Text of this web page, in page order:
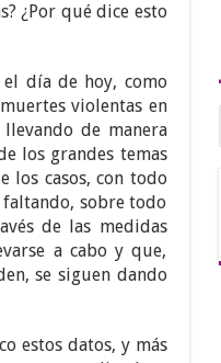
¿Por qué dice esto
día de hoy, como
violentas en
de manera
los grandes temas
los casos, con todo
sobre todo
de las medidas
a cabo y que,
se siguen dando
estos datos, y más